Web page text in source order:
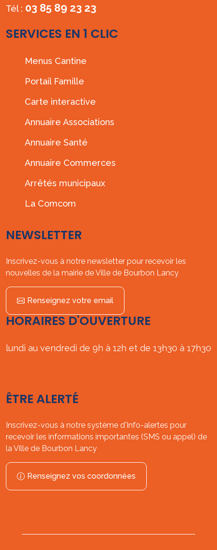
Tél : 03 85 89 23 23
SERVICES EN 1 CLIC
Menus Cantine
Portail Famille
Carte interactive
Annuaire Associations
Annuaire Santé
Annuaire Commerces
Arrêtés municipaux
La Comcom
NEWSLETTER
Inscrivez-vous à notre newsletter pour recevoir les
nouvelles de la mairie de Ville de Bourbon Lancy
Renseignez votre email
HORAIRES D'OUVERTURE
lundi au vendredi de 9h à 12h et de 13h30 à 17h30
ÊTRE ALERTÉ
Inscrivez-vous à notre système d'Info-alertes pour
recevoir les informations importantes (SMS ou appel) de
la Ville de Bourbon Lancy
Renseignez vos coordonnées